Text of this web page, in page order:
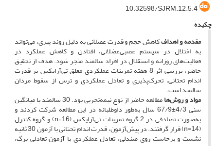
10.32598/SJRM.12.5.4
چکیده
مقدمه و اهدافکاهش حجم و قدرت عضلانی به دلیل روند پیری، می‌تواند
به اختلال در سیستم عصبی‌عضلانی، افتادن و کاهش عملکرد در
فعالیت‌های روزانه و استقلال در افراد سالمند منجر شود. هدف از تحقیق
حاضر، بررسی اثر 8 هفته تمرینات عملکردی معلق تی‌آر‌ایکس بر قدرت
اندام تحتانی، تحرک‌پذیری و تعادل عملکردی و ترس از سقوط مردان
سالمند است.
مواد و روش‌ها مطالعه حاضر از نوع نیمه‌تجربی بود. 30 سالمند با میانگین
سنی 4/3±67/9 سال به‌طور داوطلبانه در این مطالعه شرکت کردند و
به‌صورت تصادفی در 2 گروه تمرینات تی‌آر‌ایکس (16=n) و گروه کنترل
(14=n) قرار گرفتند. در پیش‌آزمون، قدرت اندام تحتانی با آزمون 30 ثانیه
نشست ‌و برخاست روی صندلی، تعادل عملکردی با آزمون تعادلی برگ،